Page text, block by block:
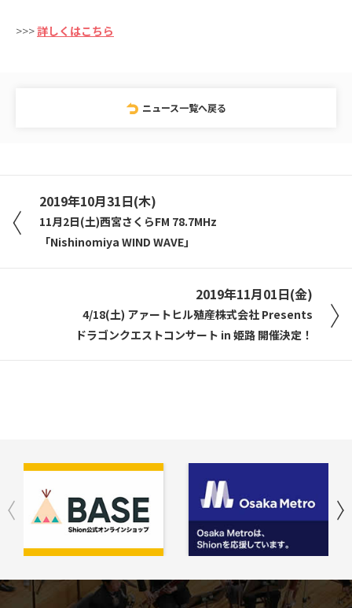
>>>詳しくはこちら
ニュース一覧へ戻る
2019年10月31日(木)
11月2日(土)西宮さくらFM 78.7MHz
「Nishinomiya WIND WAVE」
2019年11月01日(金)
4/18(土) アァートヒル殖産株式会社 Presents
ドラゴンクエストコンサート in 姫路 開催決定！